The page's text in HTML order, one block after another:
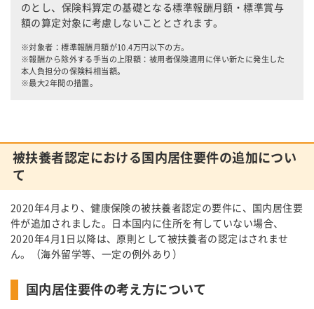
のとし、保険料算定の基礎となる標準報酬月額・標準賞与
額の算定対象に考慮しないこととされます。
※対象者：標準報酬月額が10.4万円以下の方。
※報酬から除外する手当の上限額：被用者保険適用に伴い新たに発生した
本人負担分の保険料相当額。
※最大2年間の措置。
被扶養者認定における国内居住要件の追加につい
て
2020年4月より、健康保険の被扶養者認定の要件に、国内居住要
件が追加されました。日本国内に住所を有していない場合、
2020年4月1日以降は、原則として被扶養者の認定はされませ
ん。（海外留学等、一定の例外あり）
国内居住要件の考え方について